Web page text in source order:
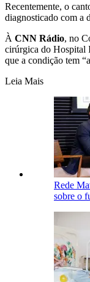
Recentemente, o
diagnosticado com a
À CNN Rádio, no
cirúrgica do Hospital
que a condição tem
Leia Mais
Rede
sobre o